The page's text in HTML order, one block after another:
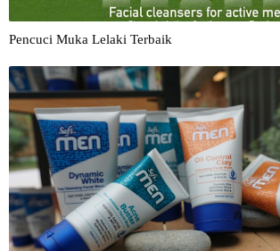
Pencuci Muka Lelaki Terbaik